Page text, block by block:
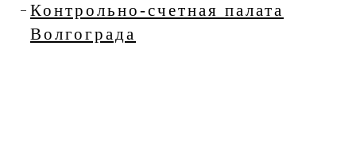
Контрольно-счетная палата
Волгограда